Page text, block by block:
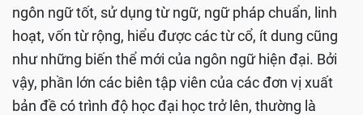
ngôn ngữ tốt, sử dụng từ ngữ, ngữ pháp chuẩn, linh
hoạt, vốn từ rộng, hiểu được các từ cổ, ít dung cũng
như những biến thể mới của ngôn ngữ hiện đại. Bởi
vậy, phần lớn các biên tập viên của các đơn vị xuất
bản đề có trình độ học đại học trở lên, thường là